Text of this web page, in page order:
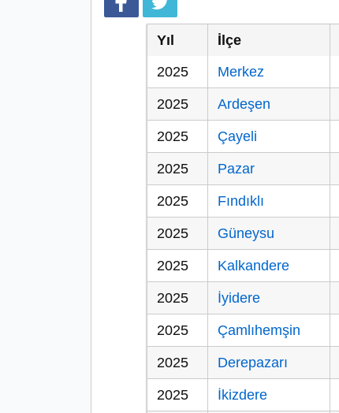
Yıl İlçe
2025
Merkez
2025 Ardeşen
2025 Çayeli
2025 Pazar
2025 Fındıklı
2025 Güneysu
2025 Kalkandere
2025 İyidere
2025 Çamlıhemşin
2025 Derepazarı
2025 İkizdere